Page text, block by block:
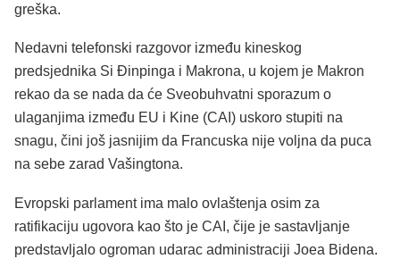
greška.
Nedavni telefonski razgovor između kineskog
predsjednika Si Đinpinga i Makrona, u kojem je Makron
rekao da se nada da će Sveobuhvatni sporazum o
ulaganjima između EU i Kine (CAI) uskoro stupiti na
snagu, čini još jasnijim da Francuska nije voljna da puca
na sebe zarad Vašingtona.
Evropski parlament ima malo ovlaštenja osim za
ratifikaciju ugovora kao što je CAI, čije je sastavljanje
predstavljalo ogroman udarac administraciji Joea Bidena.